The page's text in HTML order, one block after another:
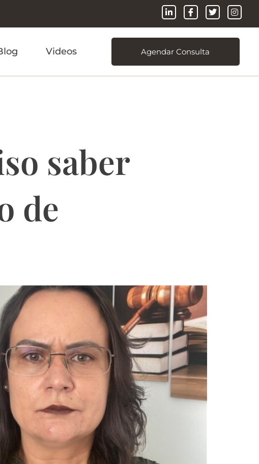
Videos Agendar Consulta
saber
de